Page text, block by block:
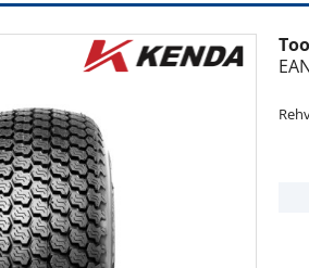
Ilma garantiita foto